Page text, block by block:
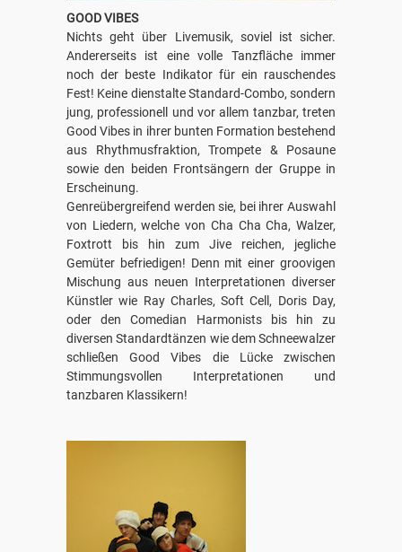
GOOD VIBES
Nichts geht über Livemusik, soviel ist sicher.
Andererseits ist eine volle Tanzfläche immer
noch der beste Indikator für ein rauschendes
Fest! Keine dienstalte Standard-Combo, sondern
jung, professionell und vor allem tanzbar, treten
Good Vibes in ihrer bunten Formation bestehend
aus Rhythmusfraktion, Trompete & Posaune
sowie den beiden Frontsängern der Gruppe in
Erscheinung.
Genreübergreifend werden sie, bei ihrer Auswahl
von Liedern, welche von Cha Cha Cha, Walzer,
Foxtrott bis hin zum Jive reichen, jegliche
Gemüter befriedigen! Denn mit einer groovigen
Mischung aus neuen Interpretationen diverser
Künstler wie Ray Charles, Soft Cell, Doris Day,
oder den Comedian Harmonists bis hin zu
diversen Standardtänzen wie dem Schneewalzer
schließen Good Vibes die Lücke zwischen
Stimmungsvollen Interpretationen und
tanzbaren Klassikern!